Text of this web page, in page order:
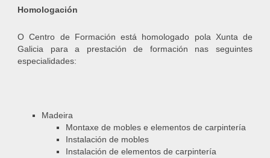
Homologación
O Centro de Formación está homologado pola Xunta de
Galicia para a prestación de formación nas seguintes
especialidades:
Madeira
Montaxe de mobles e elementos de carpintería
Instalación de mobles
Instalación de elementos de carpintería